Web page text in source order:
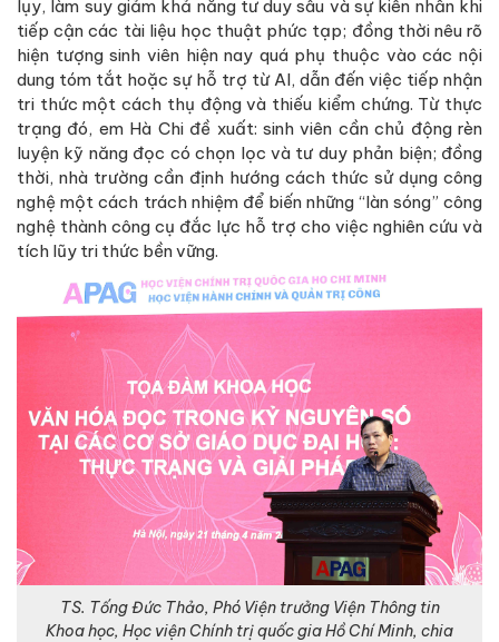
lụy, làm suy giảm khả năng tư duy sâu và sự kiên nhẫn khi
tiếp cận các tài liệu học thuật phức tạp; đồng thời nêu rõ
hiện tượng sinh viên hiện nay quá phụ thuộc vào các nội
dung tóm tắt hoặc sự hỗ trợ từ AI, dẫn đến việc tiếp nhận
tri thức một cách thụ động và thiếu kiểm chứng. Từ thực
trạng đó, em Hà Chi đề xuất: sinh viên cần chủ động rèn
luyện kỹ năng đọc có chọn lọc và tư duy phản biện; đồng
thời, nhà trường cần định hướng cách thức sử dụng công
nghệ một cách trách nhiệm để biến những “làn sóng” công
nghệ thành công cụ đắc lực hỗ trợ cho việc nghiên cứu và
tích lũy tri thức bền vững.
TS. Tống Đức Thảo, Phó Viện trưởng Viện Thông tin
Khoa học, Học viện Chính trị quốc gia Hồ Chí Minh, chia